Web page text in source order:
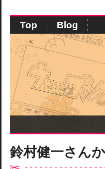
Top Blog
鈴村健一さん